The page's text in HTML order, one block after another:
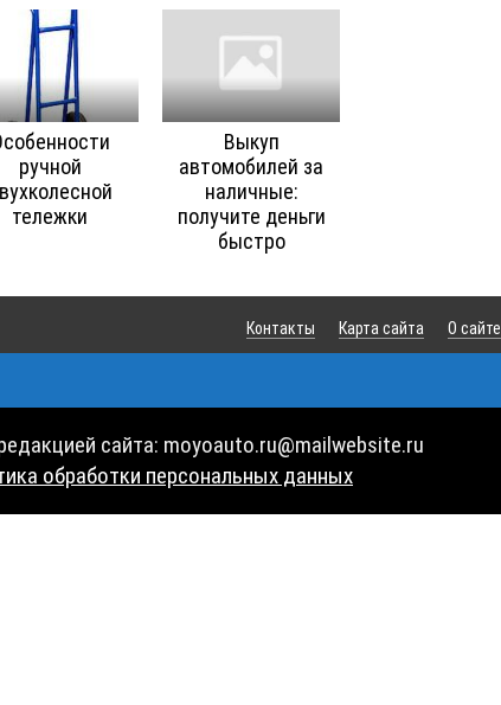
ручной
тележки
Выкуп
автомобилей за
наличные:
получите деньги
быстро
Контакты Карта сайта О сайте
сайта: moyoauto.ru@mailwebsite.ru
обработки персональных данных